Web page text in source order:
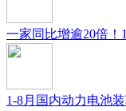
一家同比增逾20倍！
1-8月国内动力电池